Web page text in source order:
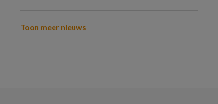
Toon meer nieuws